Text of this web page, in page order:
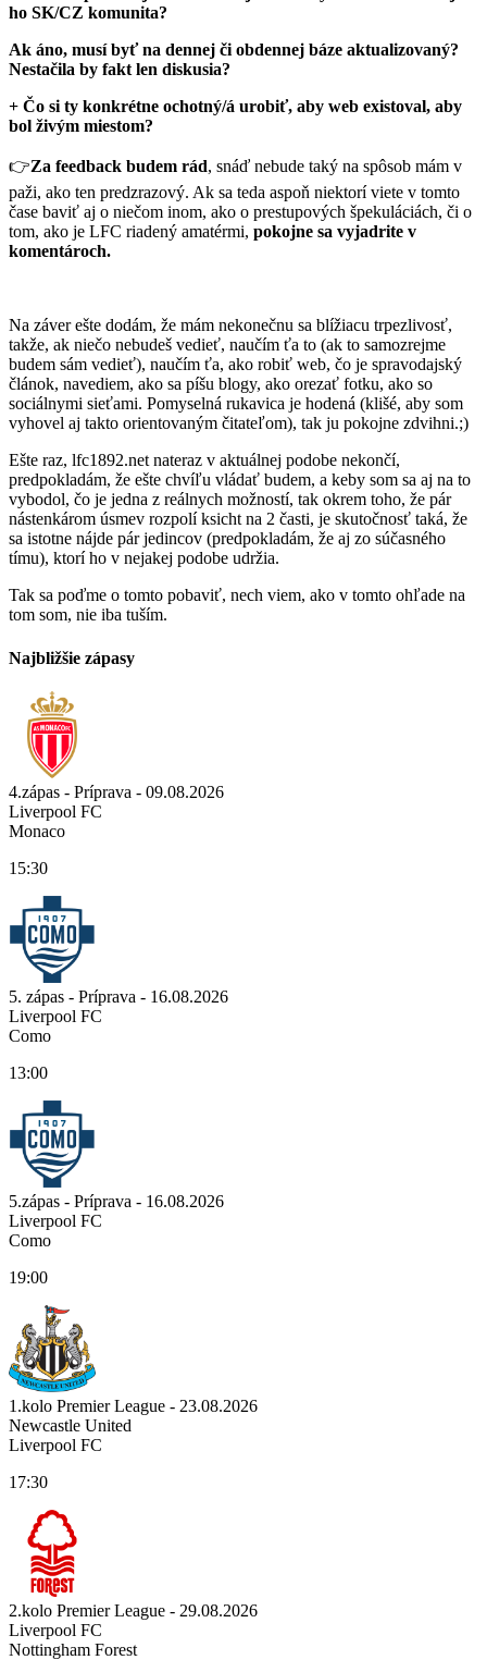
ho SK/CZ komunita?
Ak áno, musí byť na dennej či obdennej báze aktualizovaný?
Nestačila by fakt len diskusia?
+ Čo si ty konkrétne ochotný/á urobiť, aby web existoval, aby
bol živým miestom?
👉Za feedback budem rád, snáď nebude taký na spôsob mám v
paži, ako ten predzrazový. Ak sa teda aspoň niektorí viete v tomto
čase baviť aj o niečom inom, ako o prestupových špekuláciách, či o
tom, ako je LFC riadený amatérmi, pokojne sa vyjadrite v
komentároch.
Na záver ešte dodám, že mám nekonečnu sa blížiacu trpezlivosť,
takže, ak niečo nebudeš vedieť, naučím ťa to (ak to samozrejme
budem sám vedieť), naučím ťa, ako robiť web, čo je spravodajský
článok, navediem, ako sa píšu blogy, ako orezať fotku, ako so
sociálnymi sieťami. Pomyselná rukavica je hodená (klišé, aby som
vyhovel aj takto orientovaným čitateľom), tak ju pokojne zdvihni.;)
Ešte raz, lfc1892.net nateraz v aktuálnej podobe nekončí,
predpokladám, že ešte chvíľu vládať budem, a keby som sa aj na to
vybodol, čo je jedna z reálnych možností, tak okrem toho, že pár
nástenkárom úsmev rozpolí ksicht na 2 časti, je skutočnosť taká, že
sa istotne nájde pár jedincov (predpokladám, že aj zo súčasného
tímu), ktorí ho v nejakej podobe udržia.
Tak sa poďme o tomto pobaviť, nech viem, ako v tomto ohľade na
tom som, nie iba tuším.
Najbližšie zápasy
4.zápas - Príprava - 09.08.2026
Liverpool FC
Monaco
15:30
5. zápas - Príprava - 16.08.2026
Liverpool FC
Como
13:00
5.zápas - Príprava - 16.08.2026
Liverpool FC
Como
19:00
1.kolo Premier League - 23.08.2026
Newcastle United
Liverpool FC
17:30
2.kolo Premier League - 29.08.2026
Liverpool FC
Nottingham Forest